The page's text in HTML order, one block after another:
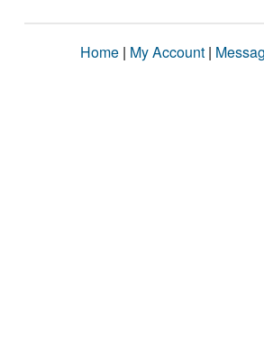
Home | My Account |